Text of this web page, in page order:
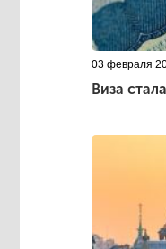
03 февраля
Виза